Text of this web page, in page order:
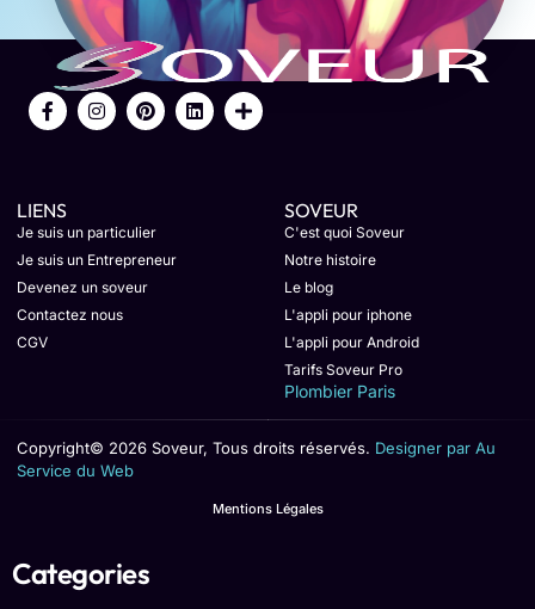
LIENS
Je suis un particulier
Je suis un Entrepreneur
Devenez un soveur
Contactez nous
CGV
SOVEUR
C'est quoi Soveur
Notre histoire
Le blog
L'appli pour iphone
L'appli pour Android
Tarifs Soveur Pro
Plombier Paris
Copyright© 2026 Soveur, Tous droits réservés. Designer par Au
Service du Web
Mentions Légales
Categories